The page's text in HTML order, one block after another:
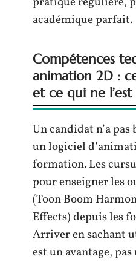
académique parfait.
Compétences
animation 2D :
et ce qui ne l’est
Un candidat n’a
un logiciel
formation. Les
pour enseigner les
(Toon Boom
Effects) depuis les
Arriver en sachant
est un avantage,